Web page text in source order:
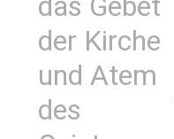
das Gebet
der Kirche
und Atem
des